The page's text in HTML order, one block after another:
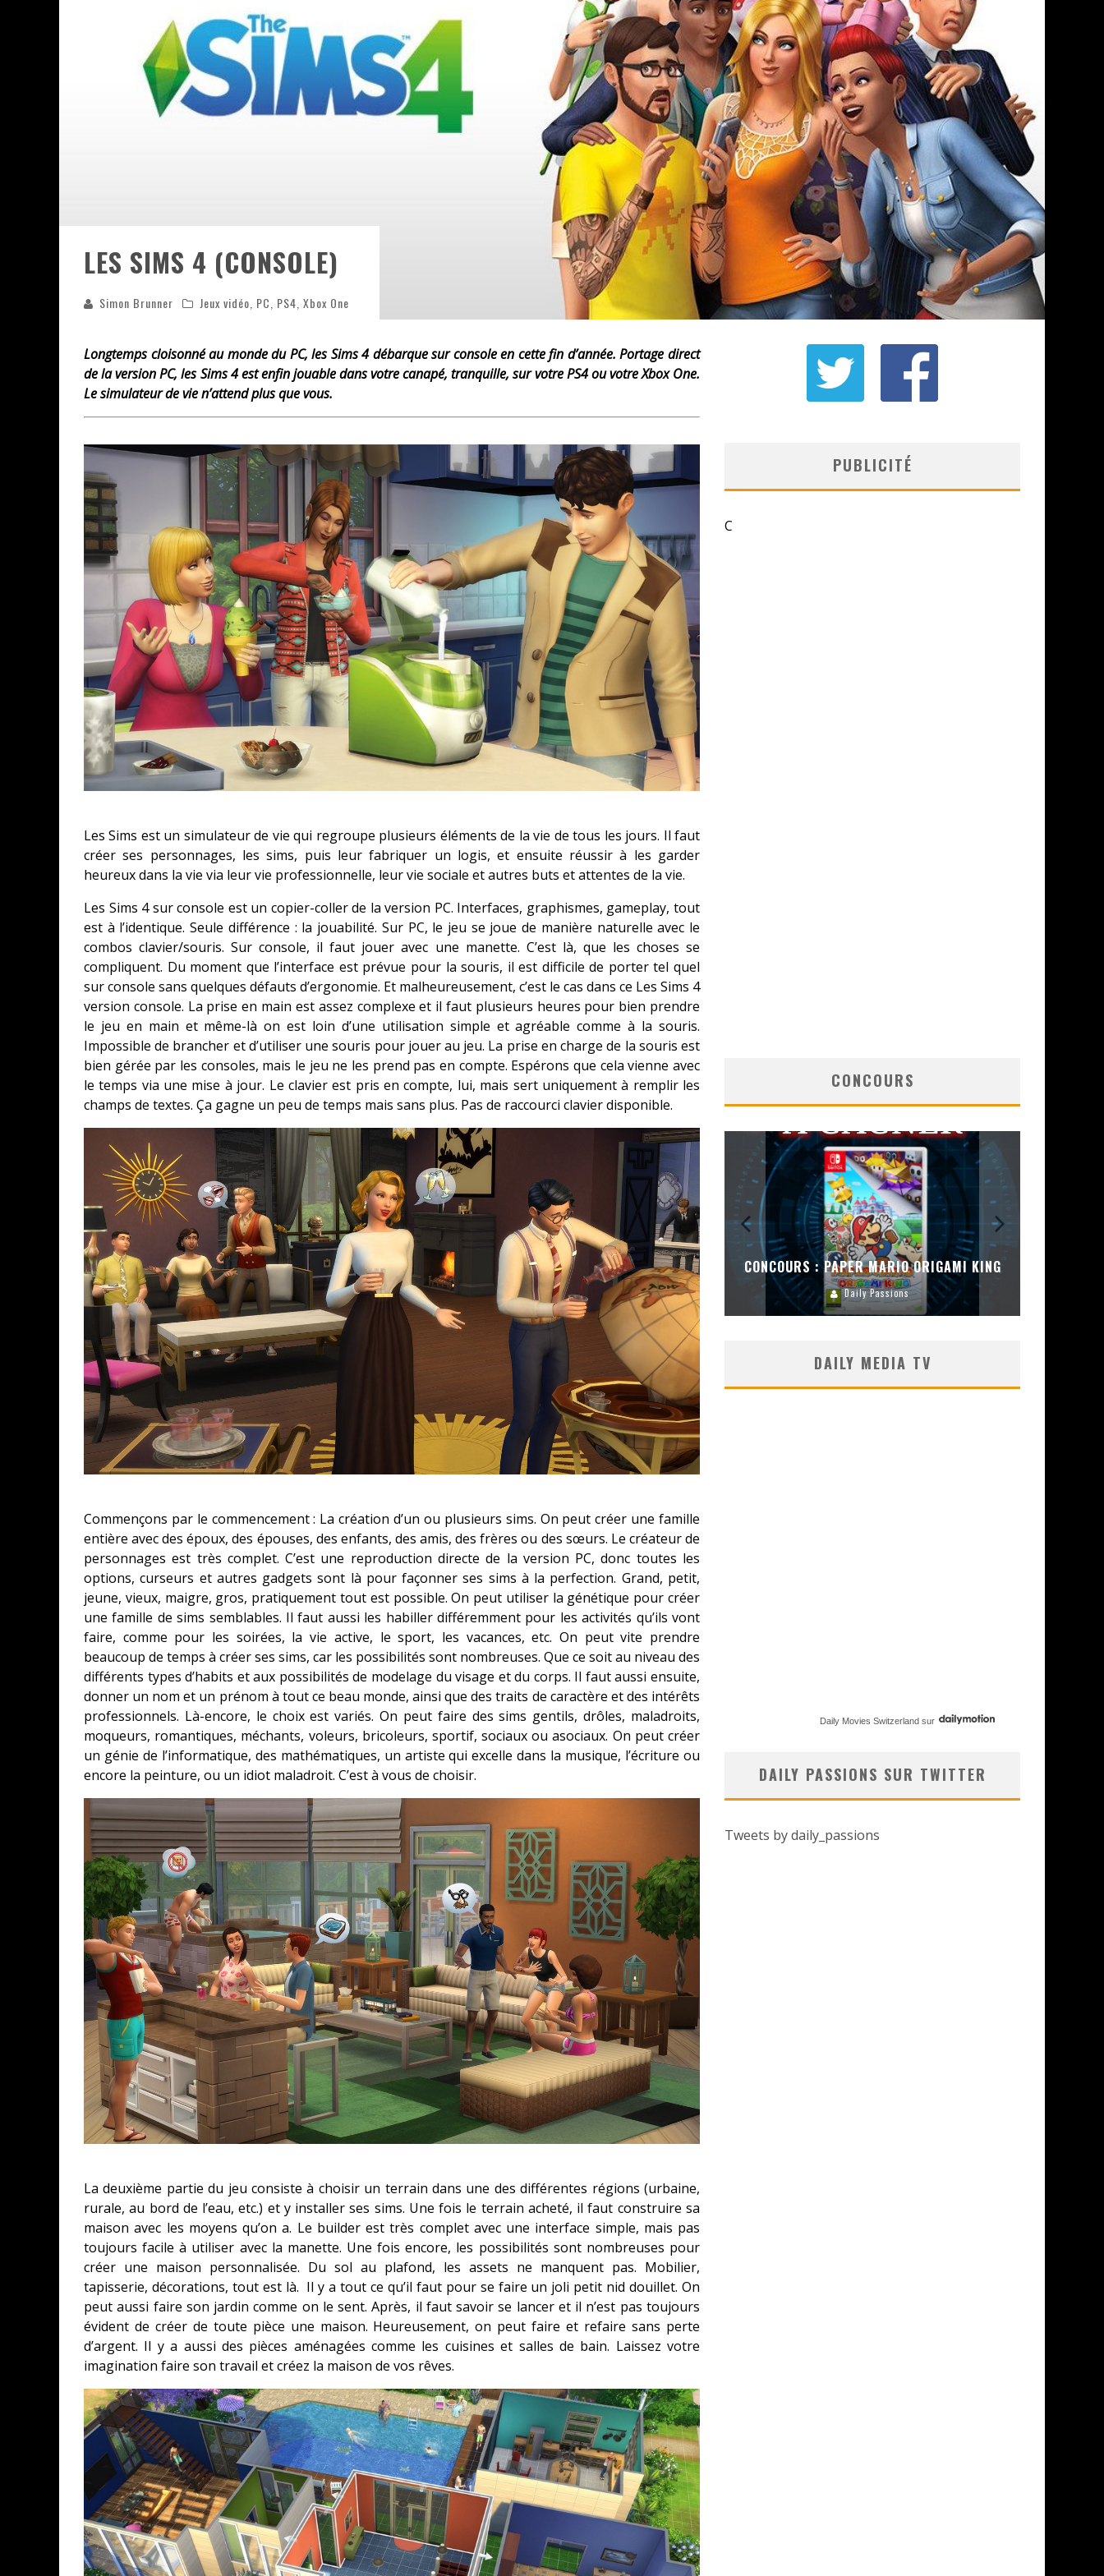
ASSASSIN'S CREED BLACK FLAG RESYNCED
« LE VENT DAND LES SAULES » - UNE BELLE HISTOIRE !
« DAMN THEM ALL » - UN DUO DE CHOC !
LES SIMS 4 (CONSOLE)
Simon Brunner Jeux vidéo PC PS4 Xbox One
Longtemps cloisonné au monde du PC, les Sims 4 débarque sur console en cette fin d’année. Portage direct
de la version PC, les Sims 4 est enfin jouable dans votre canapé, tranquille, sur votre PS4 ou votre Xbox One.
Le simulateur de vie n’attend plus que vous.
Les Sims est un simulateur de vie qui regroupe plusieurs éléments de la vie de tous les jours. Il faut
créer ses personnages, les sims, puis leur fabriquer un logis, et ensuite réussir à les garder
heureux dans la vie via leur vie professionnelle, leur vie sociale et autres buts et attentes de la vie.
Les Sims 4 sur console est un copier-coller de la version PC. Interfaces, graphismes, gameplay, tout
est à l’identique. Seule différence : la jouabilité. Sur PC, le jeu se joue de manière naturelle avec le
combos clavier/souris. Sur console, il faut jouer avec une manette. C’est là, que les choses se
compliquent. Du moment que l’interface est prévue pour la souris, il est difficile de porter tel quel
sur console sans quelques défauts d’ergonomie. Et malheureusement, c’est le cas dans ce Les Sims 4
version console. La prise en main est assez complexe et il faut plusieurs heures pour bien prendre
le jeu en main et même-là on est loin d’une utilisation simple et agréable comme à la souris.
Impossible de brancher et d’utiliser une souris pour jouer au jeu. La prise en charge de la souris est
bien gérée par les consoles, mais le jeu ne les prend pas en compte. Espérons que cela vienne avec
le temps via une mise à jour. Le clavier est pris en compte, lui, mais sert uniquement à remplir les
champs de textes. Ça gagne un peu de temps mais sans plus. Pas de raccourci clavier disponible.
Commençons par le commencement : La création d’un ou plusieurs sims. On peut créer une famille
entière avec des époux, des épouses, des enfants, des amis, des frères ou des sœurs. Le créateur de
personnages est très complet. C’est une reproduction directe de la version PC, donc toutes les
options, curseurs et autres gadgets sont là pour façonner ses sims à la perfection. Grand, petit,
jeune, vieux, maigre, gros, pratiquement tout est possible. On peut utiliser la génétique pour créer
une famille de sims semblables. Il faut aussi les habiller différemment pour les activités qu’ils vont
faire, comme pour les soirées, la vie active, le sport, les vacances, etc. On peut vite prendre
beaucoup de temps à créer ses sims, car les possibilités sont nombreuses. Que ce soit au niveau des
différents types d’habits et aux possibilités de modelage du visage et du corps. Il faut aussi ensuite,
donner un nom et un prénom à tout ce beau monde, ainsi que des traits de caractère et des intérêts
professionnels. Là-encore, le choix est variés. On peut faire des sims gentils, drôles, maladroits,
moqueurs, romantiques, méchants, voleurs, bricoleurs, sportif, sociaux ou asociaux. On peut créer
un génie de l’informatique, des mathématiques, un artiste qui excelle dans la musique, l’écriture ou
encore la peinture, ou un idiot maladroit. C’est à vous de choisir.
La deuxième partie du jeu consiste à choisir un terrain dans une des différentes régions (urbaine,
rurale, au bord de l’eau, etc.) et y installer ses sims. Une fois le terrain acheté, il faut construire sa
maison avec les moyens qu’on a. Le builder est très complet avec une interface simple, mais pas
toujours facile à utiliser avec la manette. Une fois encore, les possibilités sont nombreuses pour
créer une maison personnalisée. Du sol au plafond, les assets ne manquent pas. Mobilier,
tapisserie, décorations, tout est là. Il y a tout ce qu’il faut pour se faire un joli petit nid douillet. On
peut aussi faire son jardin comme on le sent. Après, il faut savoir se lancer et il n’est pas toujours
évident de créer de toute pièce une maison. Heureusement, on peut faire et refaire sans perte
d’argent. Il y a aussi des pièces aménagées comme les cuisines et salles de bain. Laissez votre
imagination faire son travail et créez la maison de vos rêves.
PUBLICITÉ
C
CONCOURS
CONCOURS : CALENDRIER DE L’AVENT – UNE
COPIE DU JEU « GRID, ULTIMATE EDITION »
SUR XBOX ONE OU PS4
Daily Passions
CONCOURS : PAPER MARIO ORIGAMI KING
Daily Passions
CONCOURS : DREAMS SUR PS4
Carlos Mühlig
DAILY MEDIA TV
Daily Movies Switzerland sur
DAILY PASSIONS SUR TWITTER
Tweets by daily_passions